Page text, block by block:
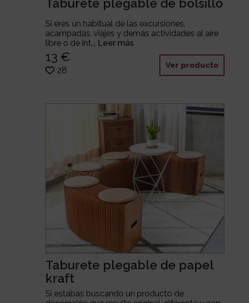
Taburete plegable de bolsillo
Si eres un habitual de las excursiones,
acampadas, viajes y demás actividades al aire
libre o de int... Leer más
13 €
28 Ver producto
Taburete plegable de papel
kraft
Si estabas buscando un producto de